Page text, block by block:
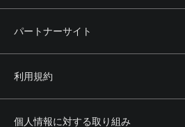
パートナーサイト
利用規約
個人情報に対する取り組み